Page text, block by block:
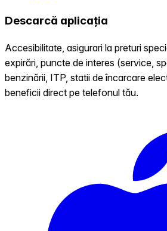
Descarcă aplicația
Accesibilitate, asigurari la preturi
expirări, puncte de interes (service,
benzinării, ITP, statii de încarcare
beneficii direct pe telefonul tău.